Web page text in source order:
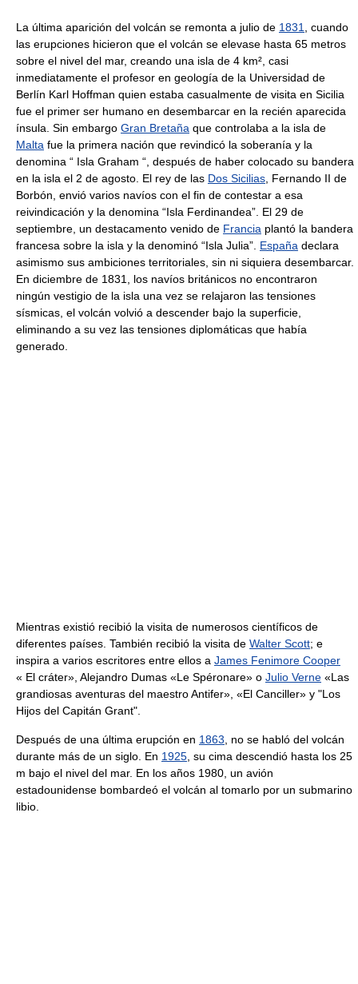
La última aparición del volcán se remonta a julio de 1831, cuando
las erupciones hicieron que el volcán se elevase hasta 65 metros
sobre el nivel del mar, creando una isla de 4 km², casi
inmediatamente el profesor en geología de la Universidad de
Berlín Karl Hoffman quien estaba casualmente de visita en Sicilia
fue el primer ser humano en desembarcar en la recién aparecida
ínsula. Sin embargo Gran Bretaña que controlaba a la isla de
Malta fue la primera nación que revindicó la soberanía y la
denomina “ Isla Graham “, después de haber colocado su bandera
en la isla el 2 de agosto. El rey de las Dos Sicilias, Fernando II de
Borbón, envió varios navíos con el fin de contestar a esa
reivindicación y la denomina “Isla Ferdinandea”. El 29 de
septiembre, un destacamento venido de Francia plantó la bandera
francesa sobre la isla y la denominó “Isla Julia”. España declara
asimismo sus ambiciones territoriales, sin ni siquiera desembarcar.
En diciembre de 1831, los navíos británicos no encontraron
ningún vestigio de la isla una vez se relajaron las tensiones
sísmicas, el volcán volvió a descender bajo la superficie,
eliminando a su vez las tensiones diplomáticas que había
generado.
Mientras existió recibió la visita de numerosos científicos de
diferentes países. También recibió la visita de Walter Scott; e
inspira a varios escritores entre ellos a James Fenimore Cooper
« El cráter», Alejandro Dumas «Le Spéronare» o Julio Verne «Las
grandiosas aventuras del maestro Antifer», «El Canciller» y "Los
Hijos del Capitán Grant".
Después de una última erupción en 1863, no se habló del volcán
durante más de un siglo. En 1925, su cima descendió hasta los 25
m bajo el nivel del mar. En los años 1980, un avión
estadounidense bombardeó el volcán al tomarlo por un submarino
libio.